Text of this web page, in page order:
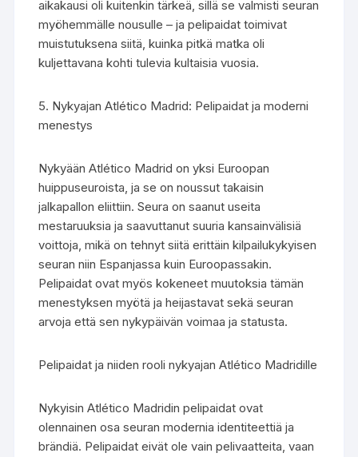
aikakausi oli kuitenkin tärkeä, sillä se valmisti seuran
myöhemmälle nousulle – ja pelipaidat toimivat
muistutuksena siitä, kuinka pitkä matka oli
kuljettavana kohti tulevia kultaisia vuosia.
5. Nykyajan Atlético Madrid: Pelipaidat ja moderni
menestys
Nykyään Atlético Madrid on yksi Euroopan
huippuseuroista, ja se on noussut takaisin
jalkapallon eliittiin. Seura on saanut useita
mestaruuksia ja saavuttanut suuria kansainvälisiä
voittoja, mikä on tehnyt siitä erittäin kilpailukykyisen
seuran niin Espanjassa kuin Euroopassakin.
Pelipaidat ovat myös kokeneet muutoksia tämän
menestyksen myötä ja heijastavat sekä seuran
arvoja että sen nykypäivän voimaa ja statusta.
Pelipaidat ja niiden rooli nykyajan Atlético Madridille
Nykyisin Atlético Madridin pelipaidat ovat
olennainen osa seuran modernia identiteettiä ja
brändiä. Pelipaidat eivät ole vain pelivaatteita, vaan